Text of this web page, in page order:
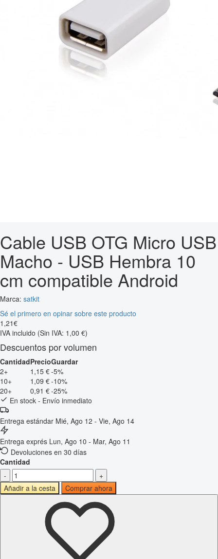
Cable USB OTG Micro USB
Macho - USB Hembra 10
cm compatible Android
Marca: satkit
Sé el primero en opinar sobre este producto
1 ,21€
IVA incluido (Sin IVA: 1,00 €)
Descuentos por volumen
CantidadPrecioGuardar
2+
1,15 €-5%
10+
1,09 €-10%
20+
0,91 €-25%
En stock - Envío inmediato
Entrega estándar Mié, Ago 12 - Vie, Ago 14
Entrega exprés Lun, Ago 10 - Mar, Ago 11
Devoluciones en 30 días
Cantidad
-
+
Añadir a la cesta
Comprar ahora